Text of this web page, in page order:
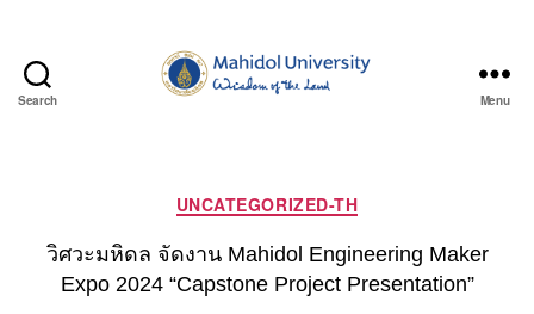
Search
and
Environmental
Engineering,
Faculty
Menu
Categories
UNCATEGORIZED-TH
วิศวะมหิดล จัดงาน Mahidol Engineering Maker
Expo 2024 “Capstone Project Presentation”